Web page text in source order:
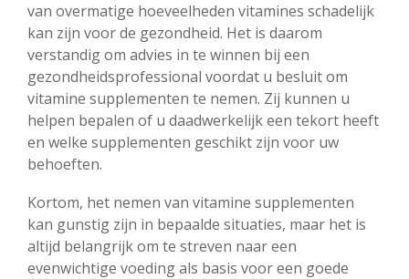
van overmatige hoeveelheden vitamines schadelijk
kan zijn voor de gezondheid. Het is daarom
verstandig om advies in te winnen bij een
gezondheidsprofessional voordat u besluit om
vitamine supplementen te nemen. Zij kunnen u
helpen bepalen of u daadwerkelijk een tekort heeft
en welke supplementen geschikt zijn voor uw
behoeften.
Kortom, het nemen van vitamine supplementen
kan gunstig zijn in bepaalde situaties, maar het is
altijd belangrijk om te streven naar een
evenwichtige voeding als basis voor een goede